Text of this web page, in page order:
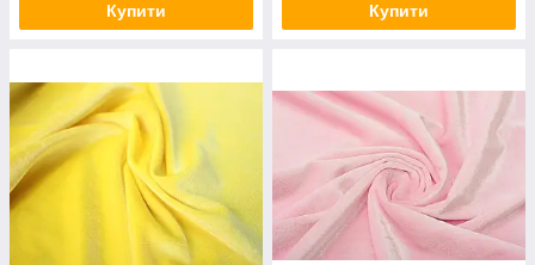
Купити Купити